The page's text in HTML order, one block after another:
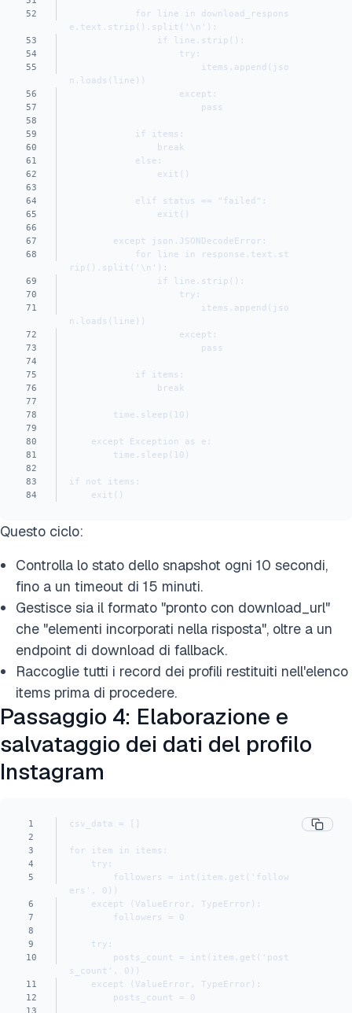
52
e.text.strip().split('\n'):
53
                if line.strip():
54
                    try:
55
n.loads(line))
56
                    except:
57
                        pass
58
59
            if items:
60
                break
61
            else:
62
                exit()
63
64
            elif status == "failed":
65
                exit()
66
67
        except json.JSONDecodeError:
68
rip().split('\n'):
69
                if line.strip():
70
                    try:
71
n.loads(line))
72
                    except:
73
                        pass
74
75
            if items:
76
                break
77
78
        time.sleep(10)
79
80
    except Exception as e:
81
        time.sleep(10)
82
83
if not items:
84
    exit()
Questo ciclo:
Controlla lo stato dello snapshot ogni 10 secondi,
fino a un timeout di 15 minuti.
Gestisce sia il formato "pronto con download_url"
che "elementi incorporati nella risposta", oltre a un
endpoint di download di fallback.
Raccoglie tutti i record dei profili restituiti nell'elenco
items prima di procedere.
Passaggio 4: Elaborazione e
salvataggio dei dati del profilo
Instagram
1
csv_data = []
2
3
for item in items:
4
    try:
5
ers', 0))
6
    except (ValueError, TypeError):
7
        followers = 0
8
9
    try:
10
s_count', 0))
11
    except (ValueError, TypeError):
12
        posts_count = 0
13